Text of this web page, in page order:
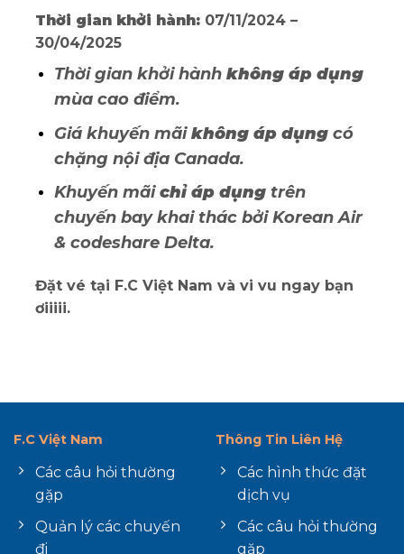
Thời gian khởi hành: 07/11/2024 –
30/04/2025
Thời gian khởi hành không áp dụng
mùa cao điểm.
Giá khuyến mãikhông áp dụngcó
chặng nội địa Canada.
Khuyến mãichỉ áp dụngtrên
chuyến bay khai thác bởi Korean Air
& codeshare Delta.
Đặt vé tại F.C Việt Nam và vi vu ngay bạn
ơiiiii.
F.C Việt Nam
Các câu hỏi thường
gặp
Quản lý các chuyến
đi
Thông Tin Liên Hệ
Các hình thức đặt
dịch vụ
Các câu hỏi thường
gặp